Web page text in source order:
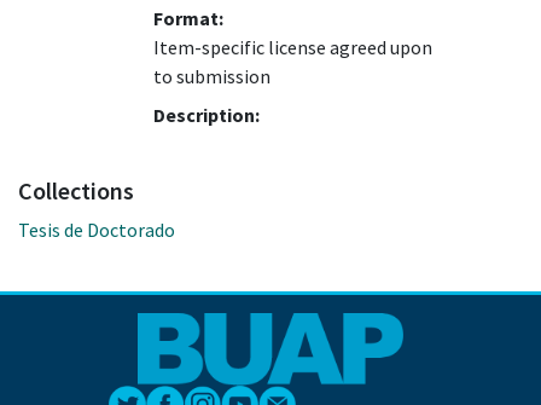
Format:
Item-specific license agreed upon
to submission
Description:
Collections
Tesis de Doctorado